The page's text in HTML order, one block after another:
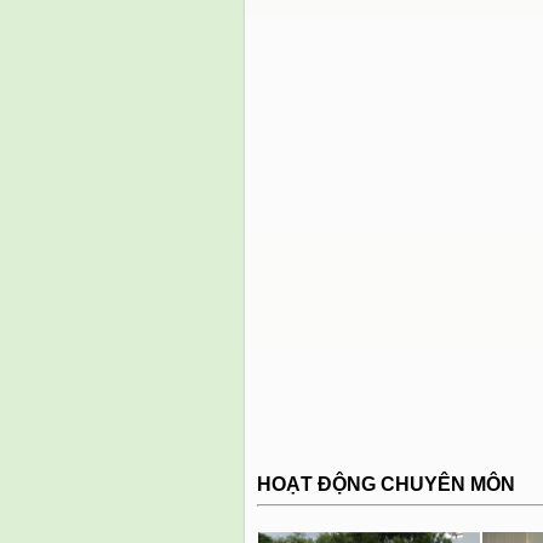
HOẠT ĐỘNG CHUYÊN MÔN